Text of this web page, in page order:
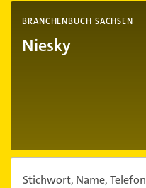
BRANCHENBUCH SACHSEN
Niesky
Stichwort, Name, Telefon